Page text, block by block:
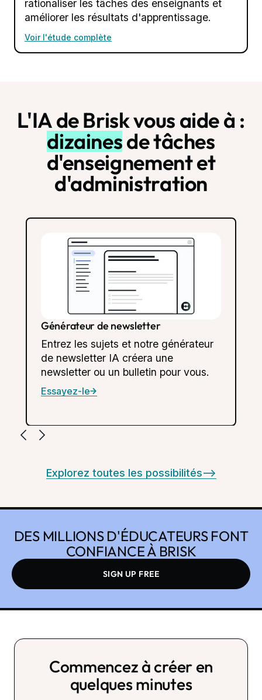
rationaliser les tâches des enseignants et
améliorer les résultats d'apprentissage.
Voir l'étude complète
L'IA de Brisk vous aide à :
dizainesde tâches
d'enseignement et
d'administration
Générateur de newsletter
Entrez les sujets et notre générateur
de newsletter IA créera une
newsletter ou un bulletin pour vous.
Essayez-le
Explorez toutes les possibilités-->
DES MILLIONS D'ÉDUCATEURS FONT
CONFIANCE À BRISK
SIGN UP FREE
Commencez à créer en
quelques minutes